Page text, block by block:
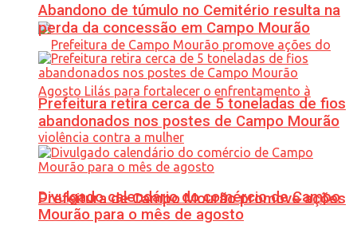
Prefeitura de Campo Mourão promove ações
Abandono de túmulo no Cemitério resulta na
perda da concessão em Campo Mourão
Prefeitura retira cerca de 5 toneladas de fios
abandonados nos postes de Campo Mourão
Divulgado calendário do comércio de Campo
Mourão para o mês de agosto